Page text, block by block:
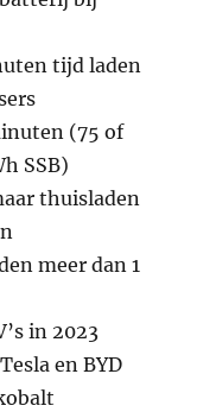
tijd laden
(75 of
SSB)
thuisladen
meer dan 1
in 2023
en BYD